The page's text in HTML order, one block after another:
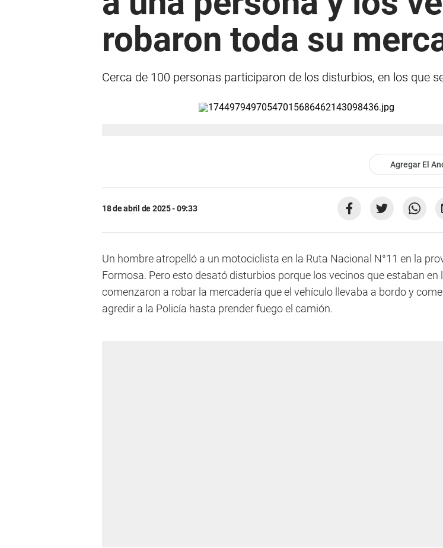
robaron toda su
Cerca de 100 personas participaron de los disturbios, en los que
Agregar El
18 de abril de 2025 - 09:33
Un hombre atropelló a un motociclista en la Ruta Nacional N°11 en la
Formosa. Pero esto desató disturbios porque los vecinos que estaban en
comenzaron a robar la mercadería que el vehículo llevaba a bordo y
agredir a la Policía hasta prender fuego el camión.